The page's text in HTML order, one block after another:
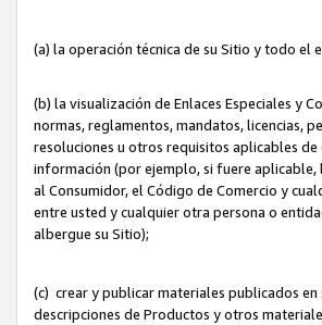
(a) la operación técnica de su Sitio y todo el
(b) la visualización de Enlaces Especiales y
normas, reglamentos, mandatos, licencias,
resoluciones u otros requisitos aplicables
información (por ejemplo, si fuere aplicable,
al Consumidor, el Código de Comercio y
entre usted y cualquier otra persona o
albergue su Sitio);
(c) crear y publicar materiales publicados
descripciones de Productos y otros